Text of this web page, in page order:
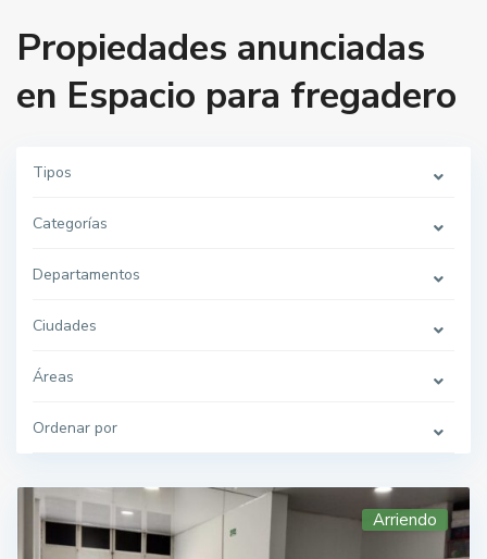
Propiedades anunciadas
en Espacio para fregadero
Tipos
Categorías
Departamentos
Ciudades
Áreas
Ordenar por
Arriendo